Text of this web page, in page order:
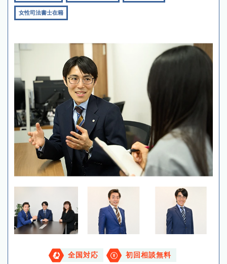
女性司法書士在籍
全国対応 初回相談無料